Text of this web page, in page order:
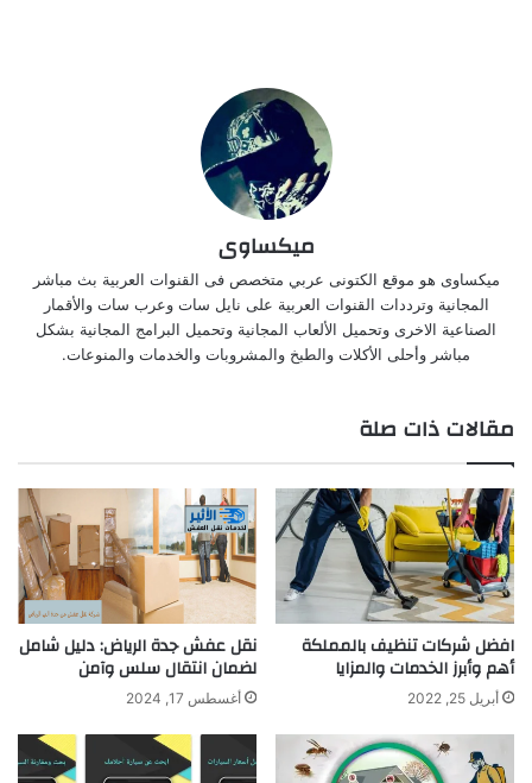
ميكساوى
ميكساوى هو موقع الكتونى عربي متخصص فى القنوات العربية بث مباشر
المجانية وترددات القنوات العربية على نايل سات وعرب سات والأقمار
الصناعية الاخرى وتحميل الألعاب المجانية وتحميل البرامج المجانية بشكل
مباشر وأحلى الأكلات والطبخ والمشروبات والخدمات والمنوعات.
مقالات ذات صلة
افضل شركات تنظيف بالمملكة
أهم وأبرز الخدمات والمزايا
أبريل 25, 2022
نقل عفش جدة الرياض: دليل شامل
لضمان انتقال سلس وآمن
أغسطس 17, 2024